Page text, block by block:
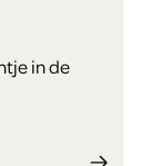
in de